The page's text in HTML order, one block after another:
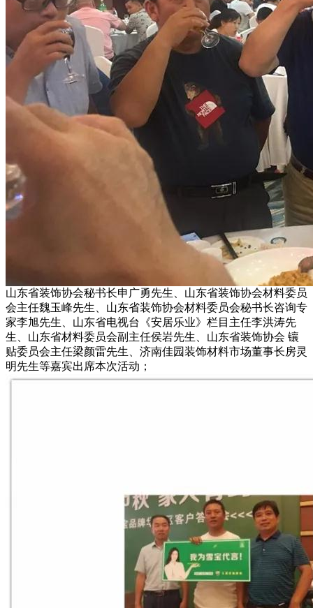
山东省装饰协会秘书长申广勇先生、山东省装饰协会材料委员
会主任魏玉峰先生、山东省装饰协会材料委员会秘书长咨询专
家李旭先生、山东省电视台《安居乐业》栏目主任李洪涛先
生、山东省材料委员会副主任侯岩先生、山东省装饰协会 镶
贴委员会主任梁颜雷先生、济南佳园装饰材料市场董事长房灵
明先生等嘉宾出席本次活动；